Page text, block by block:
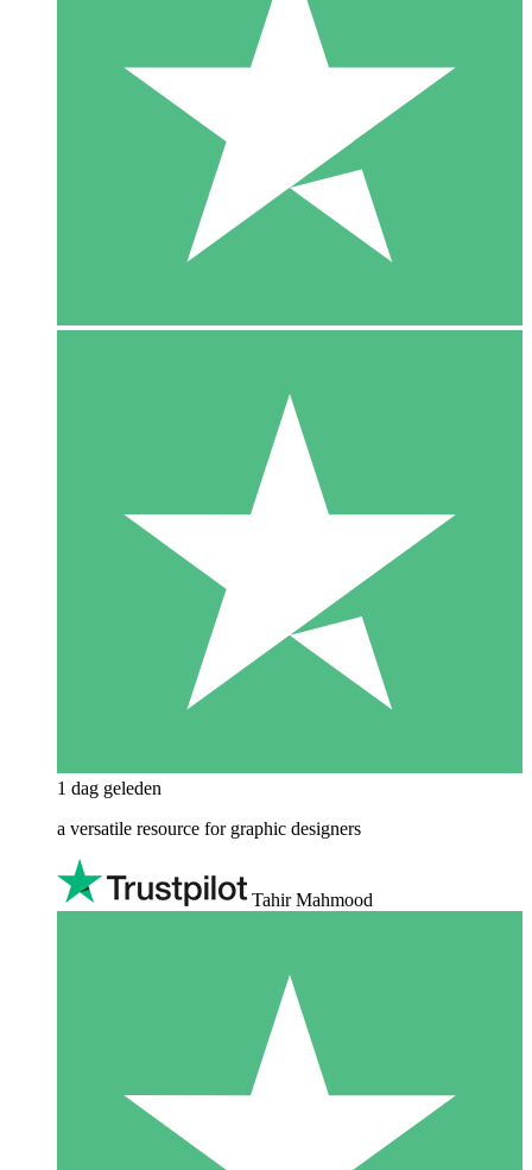
1 dag geleden
a versatile resource for graphic designers
Tahir Mahmood